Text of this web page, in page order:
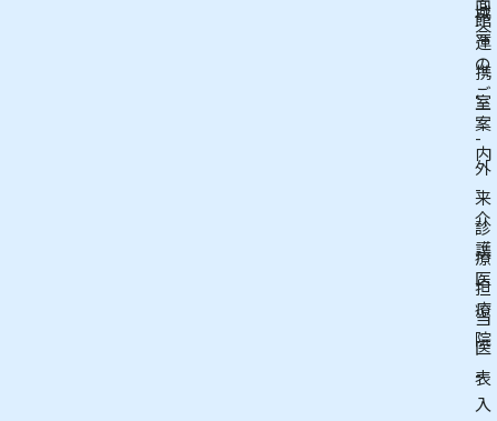
会
の
ご
案
内
-
介
護
医
療
院
-
入
域
連
携
室
-
外
来
診
療
担
当
医
表
館